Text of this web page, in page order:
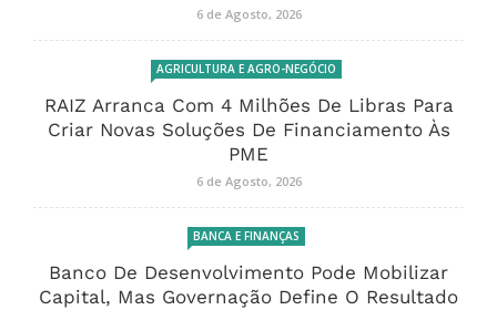
6 de Agosto, 2026
AGRICULTURA E AGRO-NEGÓCIO
RAIZ Arranca Com 4 Milhões De Libras Para
Criar Novas Soluções De Financiamento Às
PME
6 de Agosto, 2026
BANCA E FINANÇAS
Banco De Desenvolvimento Pode Mobilizar
Capital, Mas Governação Define O Resultado